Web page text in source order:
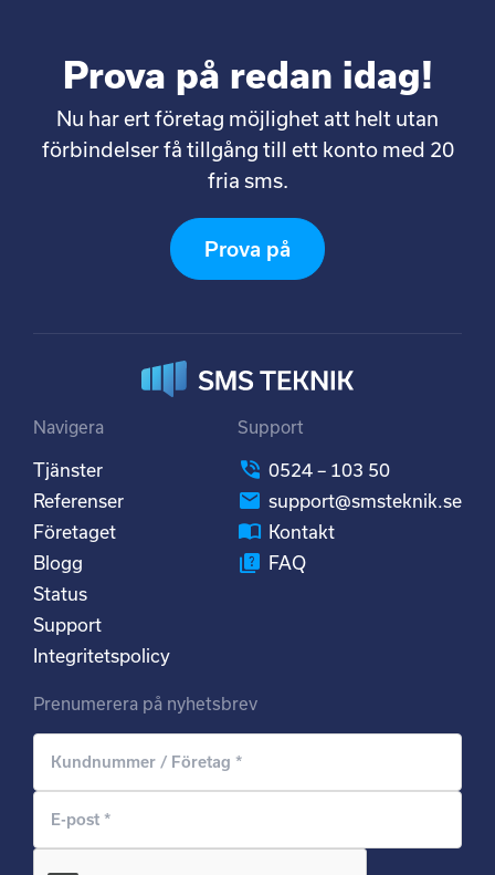
Prova på redan idag!
Nu har ert företag möjlighet att helt utan
förbindelser få tillgång till ett konto med 20
fria sms.
Prova på
Navigera
Tjänster
Referenser
Företaget
Blogg
Status
Support
Integritetspolicy
Support
0524 – 103 50
support@smsteknik.se
Kontakt
FAQ
Prenumerera på nyhetsbrev